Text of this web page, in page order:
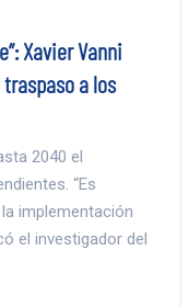
Xavier Vanni
a los
2040 el
“Es
implementación
el investigador del